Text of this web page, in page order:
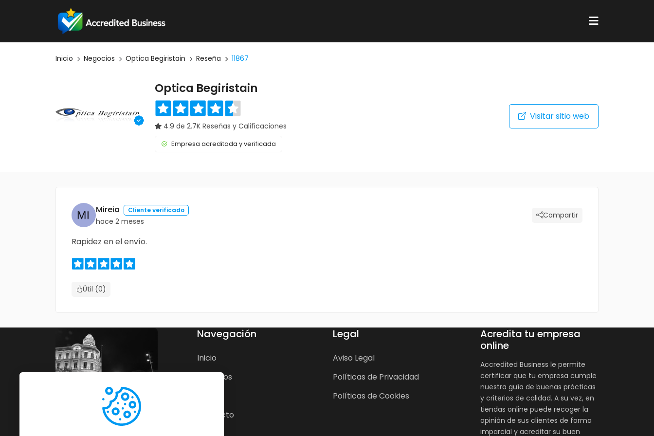
Inicio Negocios Optica Begiristain Reseña 11867
Optica Begiristain
4.9 de 2.7K Reseñas y Calificaciones
Empresa acreditada y verificada
Visitar sitio web
Mireia Cliente verificado
hace 2 meses
Compartir
Rapidez en el envío.
Útil (0)
Navegación
Inicio
Negocios
Contacto
Legal
Aviso Legal
Políticas de Privacidad
Políticas de Cookies
Acredita tu empresa
online
Accredited Business le permite
certificar que tu empresa cumple
nuestra guía de buenas prácticas
y criterios de calidad. A su vez, en
tiendas online puede recoger la
opinión de sus clientes de forma
imparcial y acreditar su buen